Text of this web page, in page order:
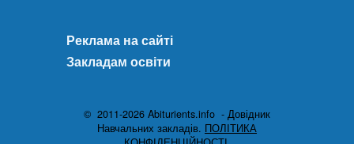
Реклама на сайті
Закладам освіти
© 2011-2026 Abiturients.info - Довідник
Навчальних закладів. ПОЛІТИКА